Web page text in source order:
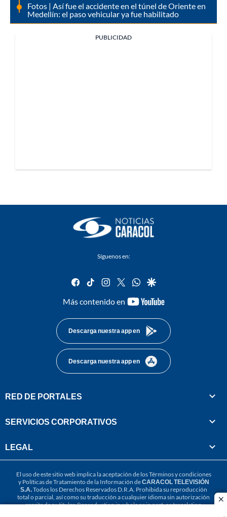
Fotos | Así fue el accidente en el túnel de Oriente en
Medellín: el paso vehicular ya fue habilitado
PUBLICIDAD
Síguenos en:
facebook
tiktok instagram
twitterwhatsapp
google
Más contenido en
youtube-
Descarga nuestra app en
Descarga nuestra app en
RED DE PORTALES
SERVICIOS CORPORATIVOS
LEGAL
El uso de este sitio web implica la aceptación de losTérminos y condiciones
y Políticas de Tratamiento de la Información deCARACOL TELEVISIÓN
S.A.Todos los Derechos Reservados D.R.A. Prohibida su reproducción
total o parcial, así como su traducción a cualquier idioma sin autorización
escrita de su titular. Reproduction in whole or in part, or translation